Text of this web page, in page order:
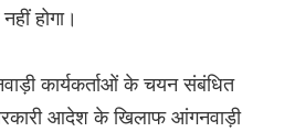
होगा।
कार्यकर्ताओं के चयन संबंधित
आदेश के खिलाफ आंगनवाड़ी